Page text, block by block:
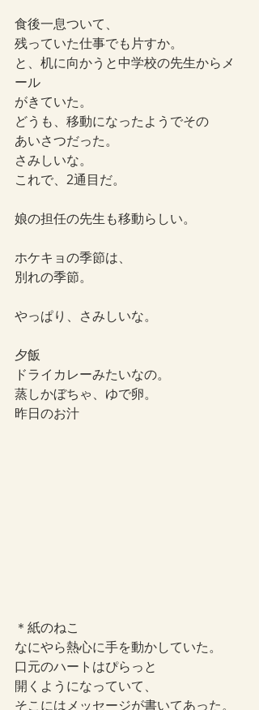
食後一息ついて、
残っていた仕事でも片すか。
と、机に向かうと中学校の先生からメ
ール
がきていた。
どうも、移動になったようでその
あいさつだった。
さみしいな。
これで、2通目だ。
娘の担任の先生も移動らしい。
ホケキョの季節は、
別れの季節。
やっぱり、さみしいな。
夕飯
ドライカレーみたいなの。
蒸しかぼちゃ、ゆで卵。
昨日のお汁
＊紙のねこ
なにやら熱心に手を動かしていた。
口元のハートはぴらっと
開くようになっていて、
そこにはメッセージが書いてあった。